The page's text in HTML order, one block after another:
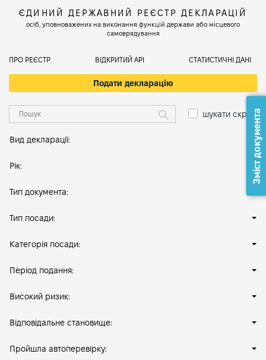
ЄДИНИЙ ДЕРЖАВНИЙ РЕЄСТР ДЕКЛАРАЦІЙ
осіб, уповноважених на виконання функцій держави або місцевого
самоврядування
ПРО РЕЄСТР ВІДКРИТИЙ АРІ СТАТИСТИЧНІ ДАНІ
Подати декларацію
шукати скрізь
Вид декларації:
Рік:
Тип документа:
Тип посади:
Категорія посади:
Період подання:
Високий ризик:
Відповідальне становище:
Пройшла автоперевірку:
Зміст документа